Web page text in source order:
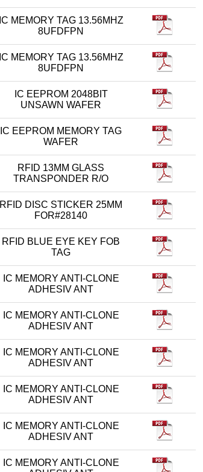
IC MEMORY TAG 13.56MHZ
8UFDFPN
IC MEMORY TAG 13.56MHZ
8UFDFPN
IC EEPROM 2048BIT
UNSAWN WAFER
IC EEPROM MEMORY TAG
WAFER
RFID 13MM GLASS
TRANSPONDER R/O
RFID DISC STICKER 25MM
FOR#28140
RFID BLUE EYE KEY FOB
TAG
IC MEMORY ANTI-CLONE
ADHESIV ANT
IC MEMORY ANTI-CLONE
ADHESIV ANT
IC MEMORY ANTI-CLONE
ADHESIV ANT
IC MEMORY ANTI-CLONE
ADHESIV ANT
IC MEMORY ANTI-CLONE
ADHESIV ANT
IC MEMORY ANTI-CLONE